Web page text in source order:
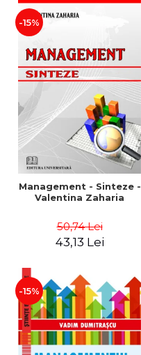
-15%
Management - Sinteze -
Valentina Zaharia
50,74 Lei
43,13 Lei
-15%